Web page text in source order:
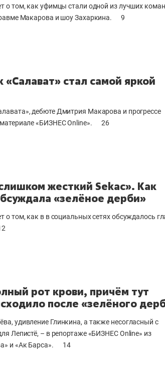
о том, как уфимцы стали одной из лучших
Макарова и шоу Захаркина.
9
«Салават» стал самой яркой
дебюте Дмитрия Макарова и прогрессе
«БИЗНЕС Online».
26
жесткий Sekac». Как
«зелёное дерби»
о том, как в в социальных сетях обсуждалось
рот крови, причём тут
после «зелёного
удивление Глинкина, а также несогласный с
Лепистё, – в репортаже «БИЗНЕС Online» из
и «Ак Барса».
14